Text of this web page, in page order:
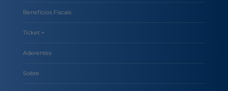
Benefícios Fiscais
Ticket +
Aderentes
Sobre